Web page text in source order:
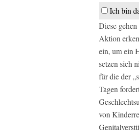
Ich bin
Diese
Aktion
ein, um ein
setzen sich
für die der
Tagen
von